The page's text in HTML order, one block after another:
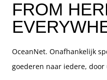
FROM
OceanNet. Onafhankelijk
goederen naar iedere,